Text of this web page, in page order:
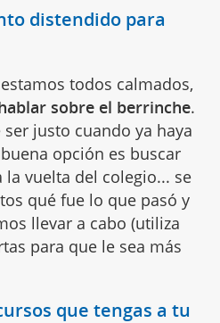
distendido para
todos calmados,
sobre el berrinche.
justo cuando ya haya
opción es buscar
vuelta del colegio... se
qué fue lo que pasó y
llevar a cabo (utiliza
para que le sea más
que tengas a tu